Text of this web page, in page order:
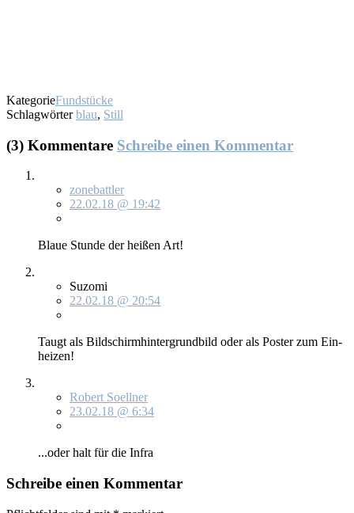
KategorieFundstücke
Schlagwörter blau, Still
(3) Kommentare Schreibe einen Kommentar
zonebattler
22.02.18 @ 19:42
Blaue Stun­de der hei­ßen Art!
Suzomi
22.02.18 @ 20:54
Taugt als Bild­schirm­hin­ter­grund­bild oder als Pos­ter zum Ein­
hei­zen!
Robert Soellner
23.02.18 @ 6:34
...oder halt für die In­f­ra
Schreibe einen Kommentar